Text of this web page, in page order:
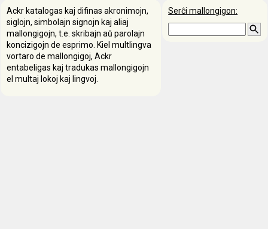
Serĉi mallongigon:
Ackr katalogas kaj difinas akronimojn,
siglojn, simbolajn signojn kaj aliaj
mallongigojn, t.e. skribajn aŭ parolajn
koncizigojn de esprimo. Kiel multlingva
vortaro de mallongigoj, Ackr
entabeligas kaj tradukas mallongigojn
el multaj lokoj kaj lingvoj.